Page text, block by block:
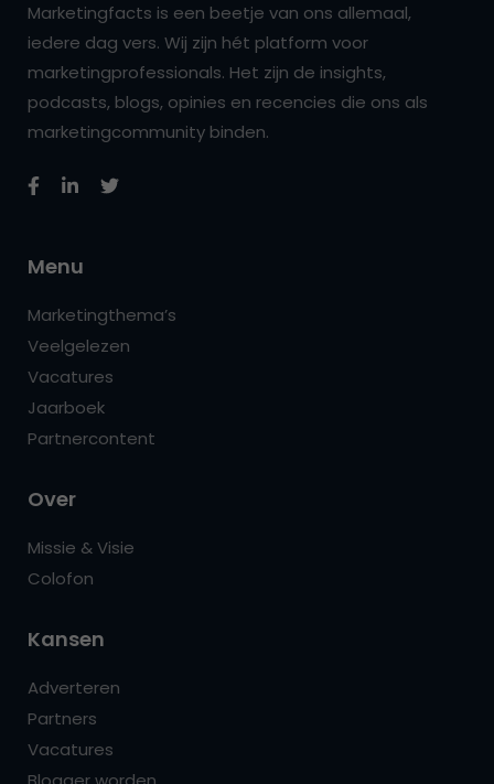
Marketingfacts is een beetje van ons allemaal,
iedere dag vers. Wij zijn hét platform voor
marketingprofessionals. Het zijn de insights,
podcasts, blogs, opinies en recencies die ons als
marketingcommunity binden.
Menu
Marketingthema’s
Veelgelezen
Vacatures
Jaarboek
Partnercontent
Over
Missie & Visie
Colofon
Kansen
Adverteren
Partners
Vacatures